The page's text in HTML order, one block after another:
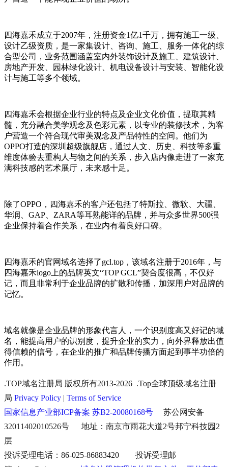
四海嘉禾成立于2007年，注册资金1亿1千万，拥有施工一级、
设计乙级资质，是一家集设计、咨询、施工、服务一体化的综
合型公司，业务范围涵盖室内外装饰设计及施工、建筑设计、
房地产开发、园林绿化设计、机电设备设计与安装、智能化设
计与施工等多个领域。
四海嘉禾会根据企业行业的特点及企业文化价值，提取其精
髓，充分融合美学观念及色彩元素，以专业的装修技术，为客
户营造一个符合现代审美观念及产品特性的空间。他们为
OPPO打造的深圳超级旗舰店，通过人文、历史、科技等多重
维度体验去重构人与物之间的关系，步入店内像走进了一家充
满科技感的艺术展厅，未来感十足。
除了OPPO，四海嘉禾的客户还包括了特斯拉、微软、大疆、
华润、GAP、ZARA等耳熟能详的品牌，并与众多世界500强
企业保持着合作关系，在业内有着良好口碑。
四海嘉禾的官网域名选择了gcl.top，该域名注册于2016年，与
四海嘉禾logo上的品牌英文“TOP GCL”契合度很高，不仅好
记，而且非常利于企业品牌的扩散和传播，加深用户对品牌的
记忆。
域名就像是企业品牌的形象代言人，一个识别度高又好记的域
名，能提高用户的识别度，提升企业的实力，向外界释放出值
得信赖的信号，在企业的推广和品牌传播方面起到事半功倍的
作用。
.TOP域名注册局 版权所有2013-2026 .Top全球顶级域名注册
局 Privacy Policy | Terms of Service
国家信息产业部ICP备案 苏B2-20080168号 苏公网安备
32011402010526号 地址：南京市雨花大道2号邦宁科技园2
层
投诉受理电话：86-025-86883420 投诉受理邮